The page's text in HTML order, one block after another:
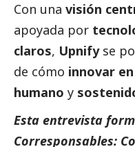
Con una visión
apoyada por
claros, Upnifyse
de cómo innovar
humano y
Esta entrevista
Corresponsables: